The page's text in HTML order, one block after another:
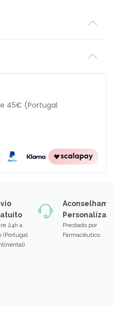
45€ (Portugal
24h a
(Portugal
Prestado por
Farmacêutico